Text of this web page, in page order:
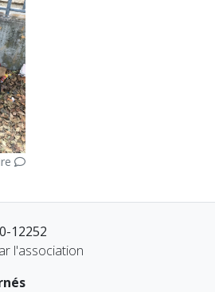
12252
l'association